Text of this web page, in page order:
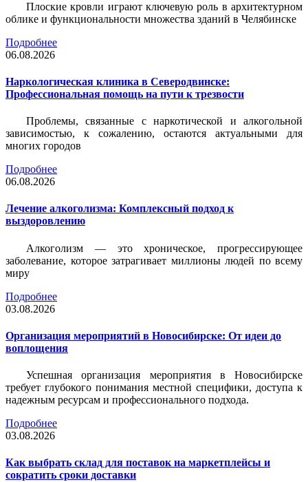
Плоские кровли играют ключевую роль в архитектурном
облике и функциональности множества зданий в Челябинске
Подробнее
06.08.2026
Наркологическая клиника в Северодвинске:
Профессиональная помощь на пути к трезвости
Проблемы, связанные с наркотической и алкогольной
зависимостью, к сожалению, остаются актуальными для
многих городов
Подробнее
06.08.2026
Лечение алкоголизма: Комплексный подход к
выздоровлению
Алкоголизм — это хроническое, прогрессирующее
заболевание, которое затрагивает миллионы людей по всему
миру
Подробнее
03.08.2026
Организация мероприятий в Новосибирске: От идеи до
воплощения
Успешная организация мероприятия в Новосибирске
требует глубокого понимания местной специфики, доступа к
надежным ресурсам и профессионального подхода.
Подробнее
03.08.2026
Как выбрать склад для поставок на маркетплейсы и
сократить сроки доставки